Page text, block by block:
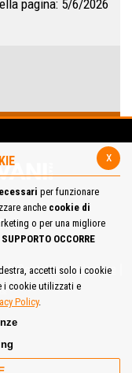
pagina: 5/6/2026
Contatta la redazione
x
per funzionare
anche cookie di
o per una migliore
OCCORRE
accetti solo i cookie
i cookie utilizzati e
Policy.